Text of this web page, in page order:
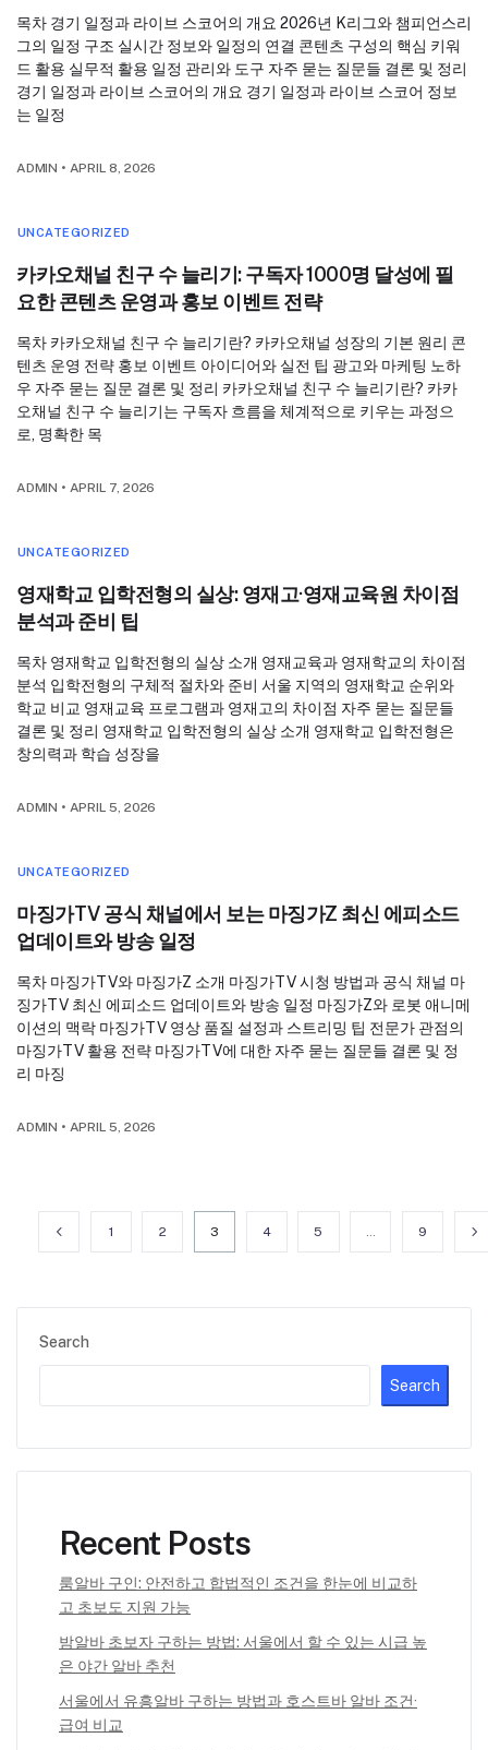
Search
Search
Recent Posts
룸알바 구인: 안전하고 합법적인 조건을 한눈에 비교하
고 초보도 지원 가능
밤알바 초보자 구하는 방법: 서울에서 할 수 있는 시급 높
은 야간 알바 추천
서울에서 유흥알바 구하는 방법과 호스트바 알바 조건·
급여 비교
목차 경기 일정과 라이브 스코어의 개요 2026년 K리그와 챔피언스리
그의 일정 구조 실시간 정보와 일정의 연결 콘텐츠 구성의 핵심 키워
드 활용 실무적 활용 일정 관리와 도구 자주 묻는 질문들 결론 및 정리
경기 일정과 라이브 스코어의 개요 경기 일정과 라이브 스코어 정보
는 일정
ADMIN • APRIL 8, 2026
UNCATEGORIZED
카카오채널 친구 수 늘리기: 구독자 1000명 달성에 필
요한 콘텐츠 운영과 홍보 이벤트 전략
목차 카카오채널 친구 수 늘리기란? 카카오채널 성장의 기본 원리 콘
텐츠 운영 전략 홍보 이벤트 아이디어와 실전 팁 광고와 마케팅 노하
우 자주 묻는 질문 결론 및 정리 카카오채널 친구 수 늘리기란? 카카
오채널 친구 수 늘리기는 구독자 흐름을 체계적으로 키우는 과정으
로, 명확한 목
ADMIN • APRIL 7, 2026
UNCATEGORIZED
영재학교 입학전형의 실상: 영재고·영재교육원 차이점
분석과 준비 팁
목차 영재학교 입학전형의 실상 소개 영재교육과 영재학교의 차이점
분석 입학전형의 구체적 절차와 준비 서울 지역의 영재학교 순위와
학교 비교 영재교육 프로그램과 영재고의 차이점 자주 묻는 질문들
결론 및 정리 영재학교 입학전형의 실상 소개 영재학교 입학전형은
창의력과 학습 성장을
ADMIN • APRIL 5, 2026
UNCATEGORIZED
마징가TV 공식 채널에서 보는 마징가Z 최신 에피소드
업데이트와 방송 일정
목차 마징가TV와 마징가Z 소개 마징가TV 시청 방법과 공식 채널 마
징가TV 최신 에피소드 업데이트와 방송 일정 마징가Z와 로봇 애니메
이션의 맥락 마징가TV 영상 품질 설정과 스트리밍 팁 전문가 관점의
마징가TV 활용 전략 마징가TV에 대한 자주 묻는 질문들 결론 및 정
리 마징
ADMIN • APRIL 5, 2026
1 2 3 4 5 … 9